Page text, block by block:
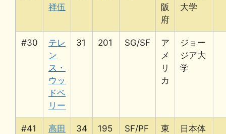
祥伍
阪
府
大学
#30
テレ
ン
ス・
ウッ
ドベ
リー
31 201 SG/SF
ア
メ
リ
カ
ジョー
ジア大
学
#41
高田
34 195 SF/PF
東
日本体